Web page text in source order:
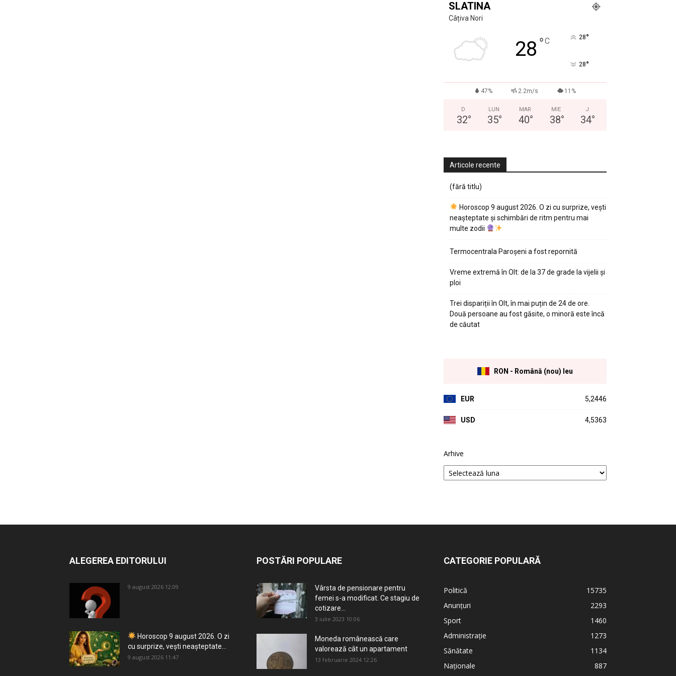
SLATINA
Câțiva Nori
28 °C 28°
28°
47% 2.2m/s 11%
D
32°
LUN
35°
MAR
40°
MIE
38°
J
34°
Articole recente
(fără titlu)
Horoscop 9 august 2026. O zi cu surprize, vești
neașteptate și schimbări de ritm pentru mai
multe zodii
Termocentrala Paroșeni a fost repornită
Vreme extremă în Olt: de la 37 de grade la vijelii și
ploi
Trei dispariții în Olt, în mai puțin de 24 de ore.
Două persoane au fost găsite, o minoră este încă
de căutat
RON - Română (nou) leu
EUR 5,2446
USD 4,5363
Arhive
ALEGEREA EDITORULUI
9 august 2026 12:09
Horoscop 9 august 2026. O zi
cu surprize, vești neașteptate...
9 august 2026 11:47
POSTĂRI POPULARE
Vârsta de pensionare pentru
femei s-a modificat. Ce stagiu de
cotizare...
3 iulie 2023 10:06
Moneda românească care
valorează cât un apartament
13 februarie 2024 12:26
CATEGORIE POPULARĂ
Politică
15735
Anunțuri
2293
Sport
1460
Administrație
1273
Sănătate
1134
Naționale
887